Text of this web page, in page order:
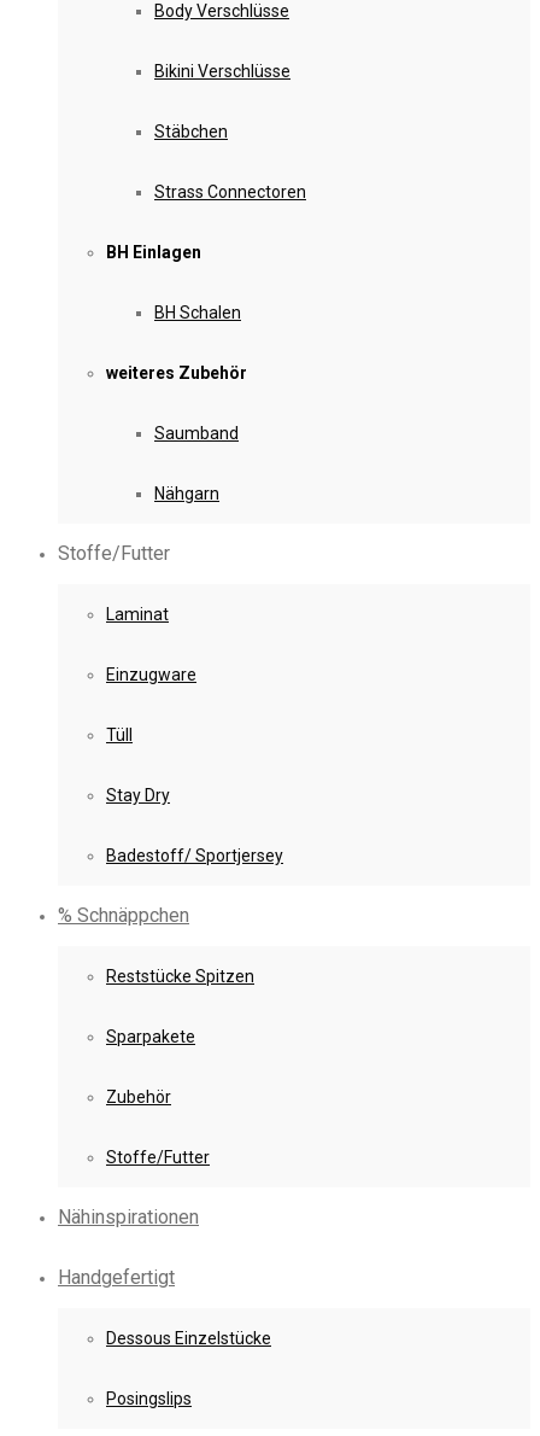
Body Verschlüsse
Bikini Verschlüsse
Stäbchen
Strass Connectoren
BH Einlagen
BH Schalen
weiteres Zubehör
Saumband
Nähgarn
Stoffe/Futter
Laminat
Einzugware
Tüll
Stay Dry
Badestoff/ Sportjersey
% Schnäppchen
Reststücke Spitzen
Sparpakete
Zubehör
Stoffe/Futter
Nähinspirationen
Handgefertigt
Dessous Einzelstücke
Posingslips